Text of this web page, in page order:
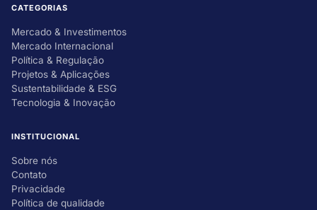
CATEGORIAS
Mercado & Investimentos
Mercado Internacional
Política & Regulação
Projetos & Aplicações
Sustentabilidade & ESG
Tecnologia & Inovação
INSTITUCIONAL
Sobre nós
Contato
Privacidade
Política de qualidade